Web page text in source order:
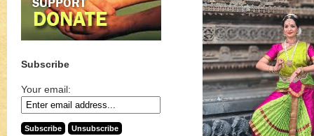
Subscribe
Your email: